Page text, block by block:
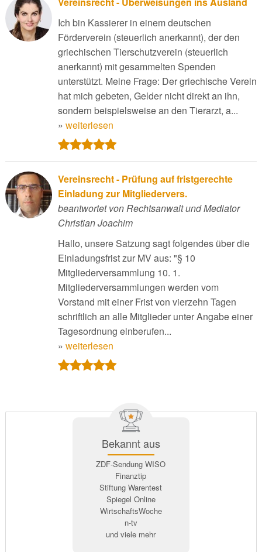
Ich bin Kassierer in einem deutschen
Förderverein (steuerlich anerkannt), der den
griechischen Tierschutzverein (steuerlich
anerkannt) mit gesammelten Spenden
unterstützt. Meine Frage: Der griechische Verein
hat mich gebeten, Gelder nicht direkt an ihn,
sondern beispielsweise an den Tierarzt, a...
» weiterlesen
Vereinsrecht - Prüfung auf fristgerechte
Einladung zur Mitgliedervers.
beantwortet von Rechtsanwalt und Mediator
Christian Joachim
Hallo, unsere Satzung sagt folgendes über die
Einladungsfrist zur MV aus: "§ 10
Mitgliederversammlung 10. 1.
Mitgliederversammlungen werden vom
Vorstand mit einer Frist von vierzehn Tagen
schriftlich an alle Mitglieder unter Angabe einer
Tagesordnung einberufen...
» weiterlesen
Bekannt aus
ZDF-Sendung WISO
Finanztip
Stiftung Warentest
Spiegel Online
WirtschaftsWoche
n-tv
und viele mehr